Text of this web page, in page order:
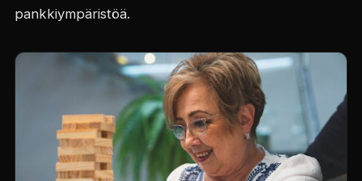
pankkiympäristöä.